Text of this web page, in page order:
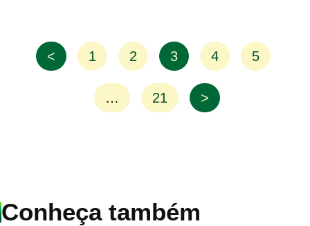
< 1 2 3 4 5
… 21 >
Conheça também